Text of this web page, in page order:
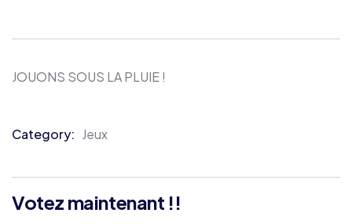
JOUONS SOUS LA PLUIE !
Category: Jeux
Votez maintenant !!